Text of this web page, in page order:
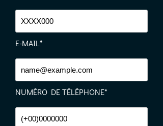
E-MAIL*
NUMÉRO DE TÉLÉPHONE*